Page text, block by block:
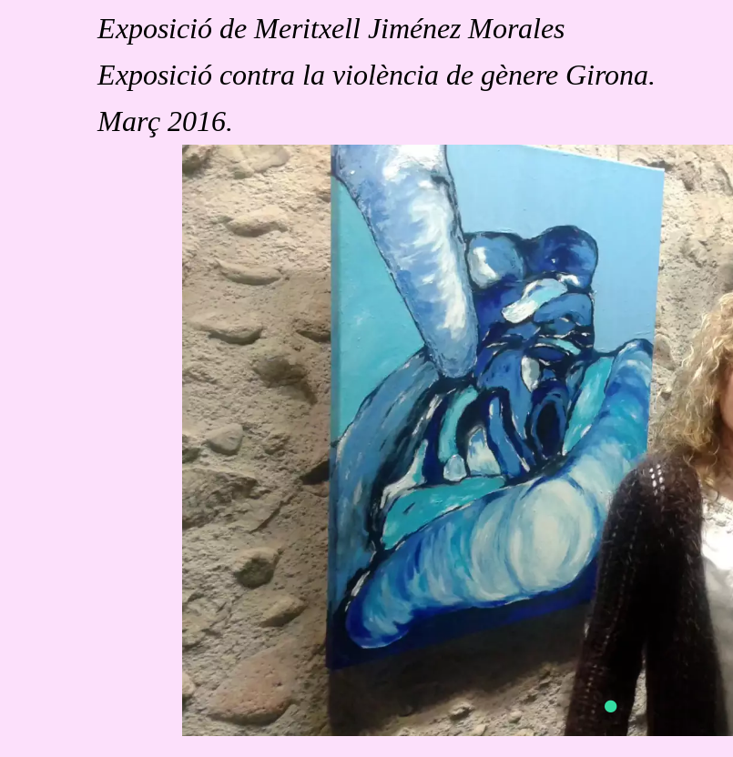
Exposició de Meritxell Jiménez Morales
Exposició contra la violència de gènere Girona.
Març 2016.